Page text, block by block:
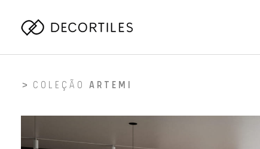
COLEÇÃO ARTEMI